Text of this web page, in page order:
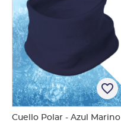
favorite_border
Cuello Polar - Azul Marino